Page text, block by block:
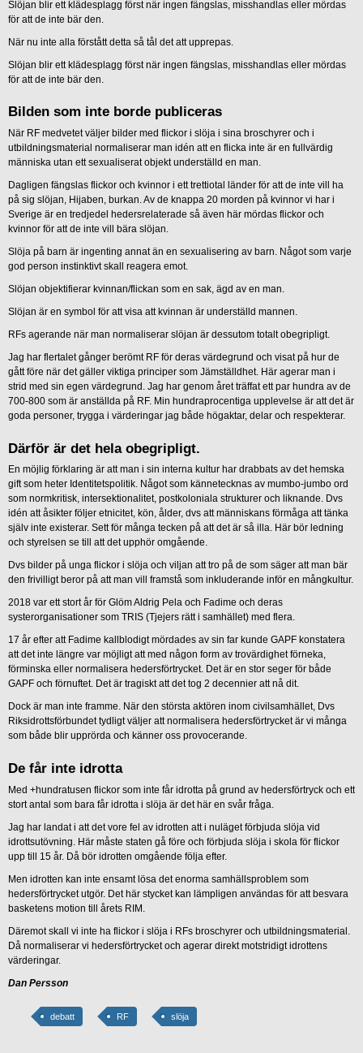
Slöjan blir ett klädesplagg först när ingen fängslas, misshandlas eller mördas
för att de inte bär den.
När nu inte alla förstått detta så tål det att upprepas.
Slöjan blir ett klädesplagg först när ingen fängslas, misshandlas eller mördas
för att de inte bär den.
Bilden som inte borde publiceras
När RF medvetet väljer bilder med flickor i slöja i sina broschyrer och i
utbildningsmaterial normaliserar man idén att en flicka inte är en fullvärdig
människa utan ett sexualiserat objekt underställd en man.
Dagligen fängslas flickor och kvinnor i ett trettiotal länder för att de inte vill ha
på sig slöjan, Hijaben, burkan. Av de knappa 20 morden på kvinnor vi har i
Sverige är en tredjedel hedersrelaterade så även här mördas flickor och
kvinnor för att de inte vill bära slöjan.
Slöja på barn är ingenting annat än en sexualisering av barn. Något som varje
god person instinktivt skall reagera emot.
Slöjan objektifierar kvinnan/flickan som en sak, ägd av en man.
Slöjan är en symbol för att visa att kvinnan är underställd mannen.
RFs agerande när man normaliserar slöjan är dessutom totalt obegripligt.
Jag har flertalet gånger berömt RF för deras värdegrund och visat på hur de
gått före när det gäller viktiga principer som Jämställdhet. Här agerar man i
strid med sin egen värdegrund. Jag har genom året träffat ett par hundra av de
700-800 som är anställda på RF. Min hundraprocentiga upplevelse är att det är
goda personer, trygga i värderingar jag både högaktar, delar och respekterar.
Därför är det hela obegripligt.
En möjlig förklaring är att man i sin interna kultur har drabbats av det hemska
gift som heter Identitetspolitik. Något som kännetecknas av mumbo-jumbo ord
som normkritisk, intersektionalitet, postkoloniala strukturer och liknande. Dvs
idén att åsikter följer etnicitet, kön, ålder, dvs att människans förmåga att tänka
själv inte existerar. Sett för många tecken på att det är så illa. Här bör ledning
och styrelsen se till att det upphör omgående.
Dvs bilder på unga flickor i slöja och viljan att tro på de som säger att man bär
den frivilligt beror på att man vill framstå som inkluderande inför en mångkultur.
2018 var ett stort år för Glöm Aldrig Pela och Fadime och deras
systerorganisationer som TRIS (Tjejers rätt i samhället) med flera.
17 år efter att Fadime kallblodigt mördades av sin far kunde GAPF konstatera
att det inte längre var möjligt att med någon form av trovärdighet förneka,
förminska eller normalisera hedersförtrycket. Det är en stor seger för både
GAPF och förnuftet. Det är tragiskt att det tog 2 decennier att nå dit.
Dock är man inte framme. När den största aktören inom civilsamhället, Dvs
Riksidrottsförbundet tydligt väljer att normalisera hedersförtrycket är vi många
som både blir upprörda och känner oss provocerande.
De får inte idrotta
Med +hundratusen flickor som inte får idrotta på grund av hedersförtryck och ett
stort antal som bara får idrotta i slöja är det här en svår fråga.
Jag har landat i att det vore fel av idrotten att i nuläget förbjuda slöja vid
idrottsutövning. Här måste staten gå före och förbjuda slöja i skola för flickor
upp till 15 år. Då bör idrotten omgående följa efter.
Men idrotten kan inte ensamt lösa det enorma samhällsproblem som
hedersförtrycket utgör. Det här stycket kan lämpligen användas för att besvara
basketens motion till årets RIM.
Däremot skall vi inte ha flickor i slöja i RFs broschyrer och utbildningsmaterial.
Då normaliserar vi hedersförtrycket och agerar direkt motstridigt idrottens
värderingar.
Dan Persson
debatt RF slöja